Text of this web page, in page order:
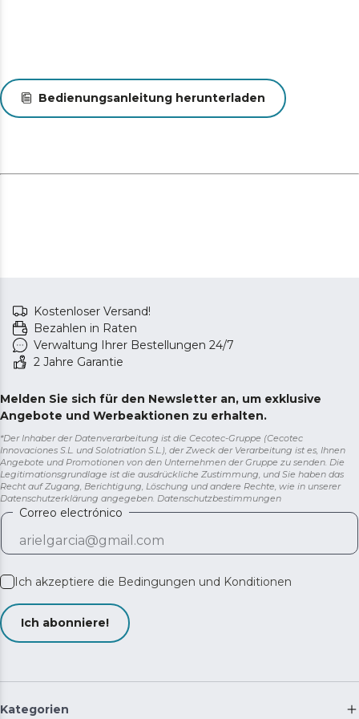
Bedienungsanleitung herunterladen
Kostenloser Versand!
Bezahlen in Raten
Verwaltung Ihrer Bestellungen 24/7
2 Jahre Garantie
Melden Sie sich für den Newsletter an, um exklusive
Angebote und Werbeaktionen zu erhalten.
*Der Inhaber der Datenverarbeitung ist die Cecotec-Gruppe (Cecotec
Innovaciones S.L. und Solotriatlon S.L.), der Zweck der Verarbeitung ist es, Ihnen
Angebote und Promotionen von den Unternehmen der Gruppe zu senden. Die
Legitimationsgrundlage ist die ausdrückliche Zustimmung, und Sie haben das
Recht auf Zugang, Berichtigung, Löschung und andere Rechte, wie in unserer
Datenschutzerklärung angegeben. Datenschutzbestimmungen
Correo electrónico
Ich akzeptiere die Bedingungen und Konditionen
Ich abonniere!
Kategorien